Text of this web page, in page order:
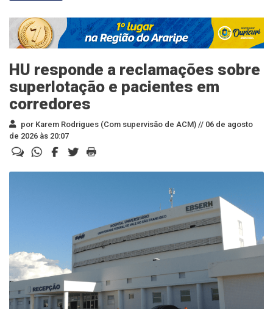
HU responde a reclamações sobre
superlotação e pacientes em
corredores
por Karem Rodrigues (Com supervisão de ACM) // 06 de agosto
de 2026 às 20:07